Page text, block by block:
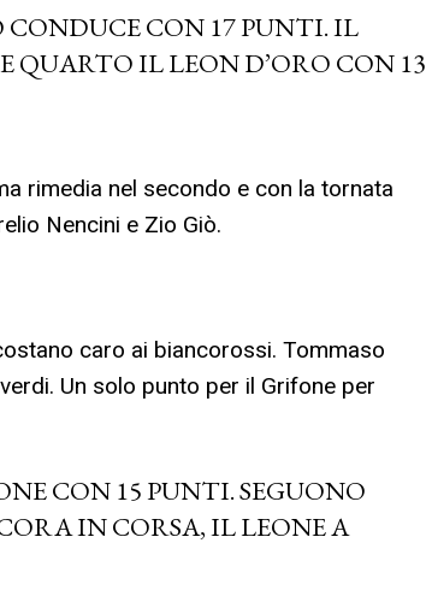
CON 17 PUNTI. IL
QUARTO IL LEON D’ORO CON 13
rimedia nel secondo e con la tornata
Nencini e Zio Giò.
caro ai biancorossi. Tommaso
Un solo punto per il Grifone per
CON 15 PUNTI. SEGUONO
IN CORSA, IL LEONE A